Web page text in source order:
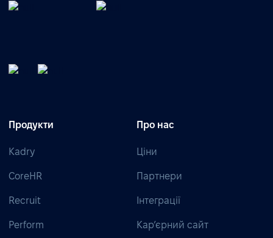
Продукти
Kadry
CoreHR
Recruit
Perform
Про нас
Ціни
Партнери
Інтеграції
Кар’єрний сайт